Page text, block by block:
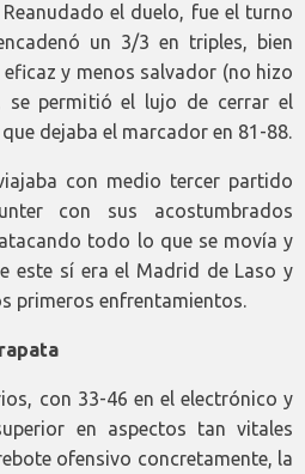
el duelo, fue el turno
un 3/3 en triples, bien
y menos salvador (no hizo
se permitió el lujo de cerrar el
dejaba el marcador en 81-88.
con medio tercer partido
con sus acostumbrados
todo lo que se movía y
este sí era el Madrid de Laso y
primeros enfrentamientos.
con 33-46 en el electrónico y
en aspectos tan vitales
ofensivo concretamente, la